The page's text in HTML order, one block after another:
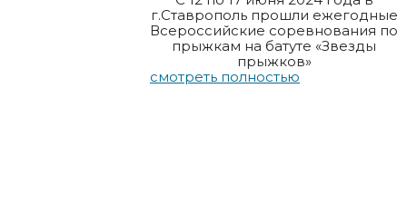
г.Ставрополь прошли ежегодные
Всероссийские соревнования по
прыжкам на батуте «Звезды
прыжков»
смотреть полностью